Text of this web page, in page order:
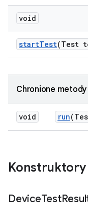
void
startTest(Test
Chronione metody
void run
DeviceTest